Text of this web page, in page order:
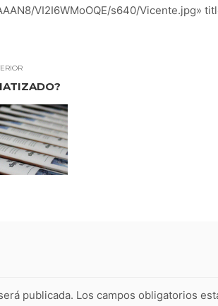
VI2I6WMoOQE/s640/Vicente.jpg»
publicada. Los campos obligatorios